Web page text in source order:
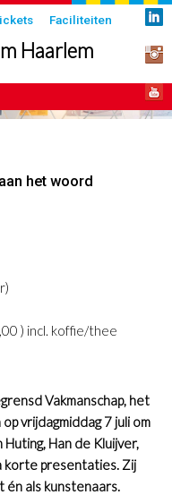
Faciliteiten
Haarlem
het woord
) incl. koffie/thee
Vakmanschap, het
vrijdagmiddag 7 juli om
Han de Kluijver,
korte presentaties. Zij
als kunstenaars.